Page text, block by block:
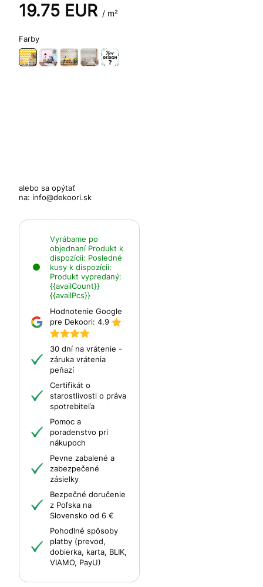
19.75 EUR / m²
Farby
alebo sa opýtať
na: info@dekoori.sk
Vyrábame po
objednaní Produkt k
dispozícii: Posledné
kusy k dispozícii:
Produkt vypredaný:
{{availCount}}
{{availPcs}}
Hodnotenie Google
pre Dekoori: 4.9
30 dní na vrátenie -
záruka vrátenia
peňazí
Certifikát o
starostlivosti o práva
spotrebiteľa
Pomoc a
poradenstvo pri
nákupoch
Pevne zabalené a
zabezpečené
zásielky
Bezpečné doručenie
z Poľska na
Slovensko od 6 €
Pohodlné spôsoby
platby (prevod,
dobierka, karta, BLIK,
VIAMO, PayU)